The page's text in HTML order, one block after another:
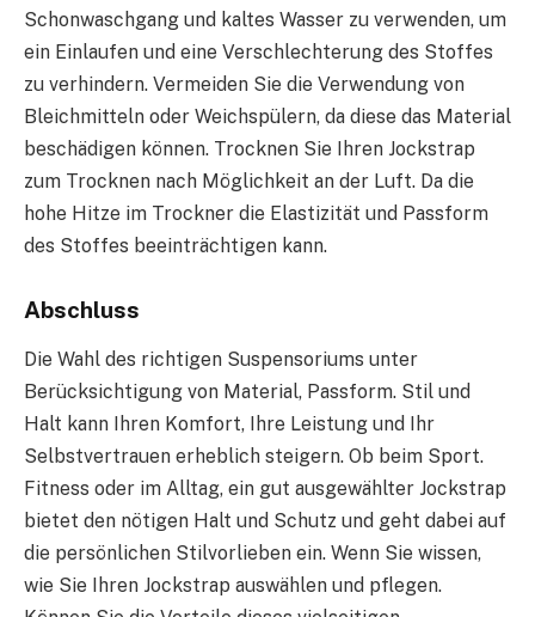
Schonwaschgang und kaltes Wasser zu verwenden, um
ein Einlaufen und eine Verschlechterung des Stoffes
zu verhindern. Vermeiden Sie die Verwendung von
Bleichmitteln oder Weichspülern, da diese das Material
beschädigen können. Trocknen Sie Ihren Jockstrap
zum Trocknen nach Möglichkeit an der Luft. Da die
hohe Hitze im Trockner die Elastizität und Passform
des Stoffes beeinträchtigen kann.
Abschluss
Die Wahl des richtigen Suspensoriums unter
Berücksichtigung von Material, Passform. Stil und
Halt kann Ihren Komfort, Ihre Leistung und Ihr
Selbstvertrauen erheblich steigern. Ob beim Sport.
Fitness oder im Alltag, ein gut ausgewählter Jockstrap
bietet den nötigen Halt und Schutz und geht dabei auf
die persönlichen Stilvorlieben ein. Wenn Sie wissen,
wie Sie Ihren Jockstrap auswählen und pflegen.